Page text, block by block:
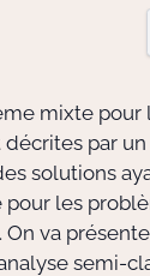
mixte
par
solutions
les
va
semi-